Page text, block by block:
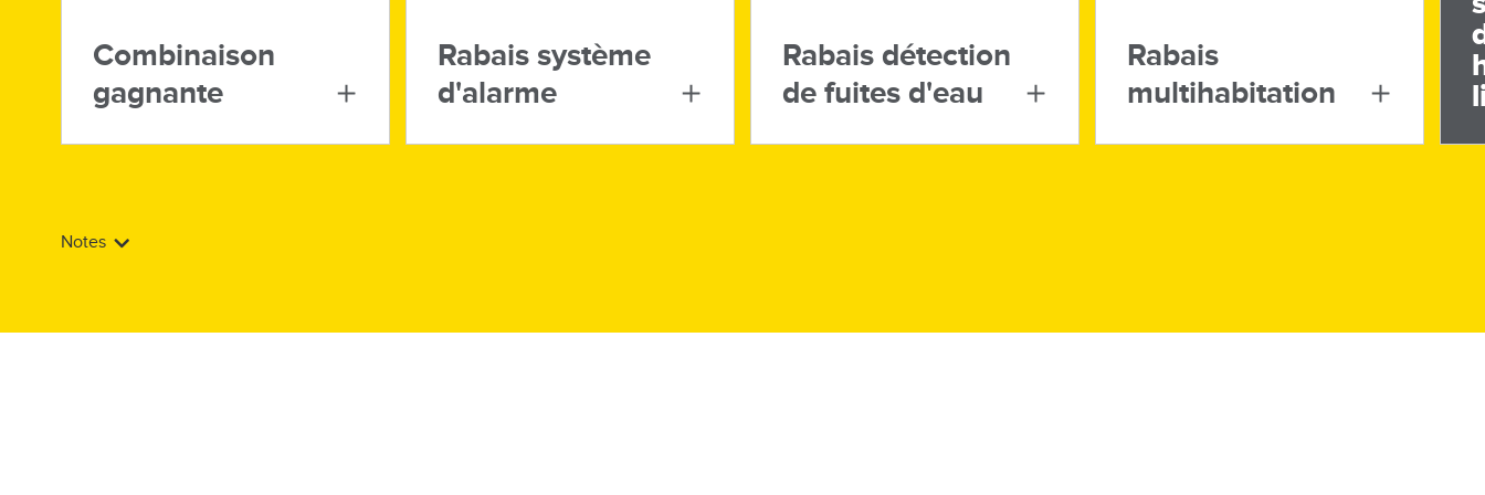
Combinaison
gagnante
Rabais système
d'alarme
Rabais détection
de fuites d'eau
Rabais
multihabitation
Notes